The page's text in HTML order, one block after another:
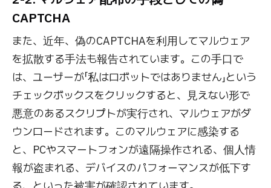
CAPTCHA
また、近年、偽のCAPTCHAを利用してマルウェア
を拡散する手法も報告されています。この手口で
は、ユーザーが「私はロボットではありません」という
チェックボックスをクリックすると、見えない形で
悪意のあるスクリプトが実行され、マルウェアがダ
ウンロードされます。このマルウェアに感染する
と、PCやスマートフォンが遠隔操作される、個人情
報が盗まれる、デバイスのパフォーマンスが低下す